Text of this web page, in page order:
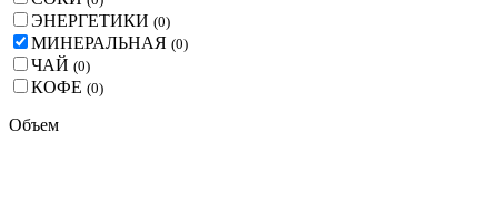
ЭНЕРГЕТИКИ (0)
МИНЕРАЛЬНАЯ (0)
ЧАЙ (0)
КОФЕ (0)
Объем